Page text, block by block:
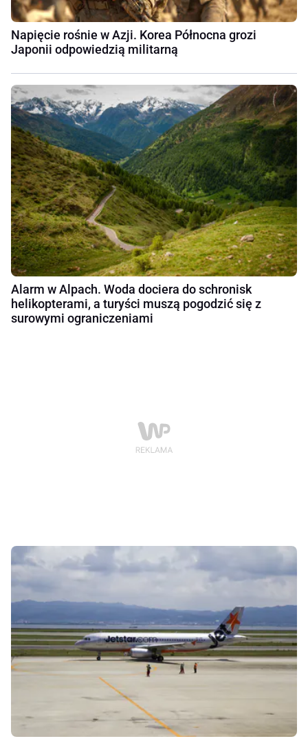
Napięcie rośnie w Azji. Korea Północna grozi
Japonii odpowiedzią militarną
Alarm w Alpach. Woda dociera do schronisk
helikopterami, a turyści muszą pogodzić się z
surowymi ograniczeniami